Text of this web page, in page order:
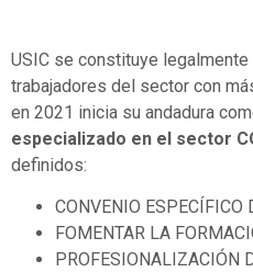
USIC se constituye
trabajadores del sector con
en 2021 inicia su andadura
especializado en el sector
definidos:
CONVENIO ESPECÍFICO
FOMENTAR LA
PROFESIONALIZACIÓN